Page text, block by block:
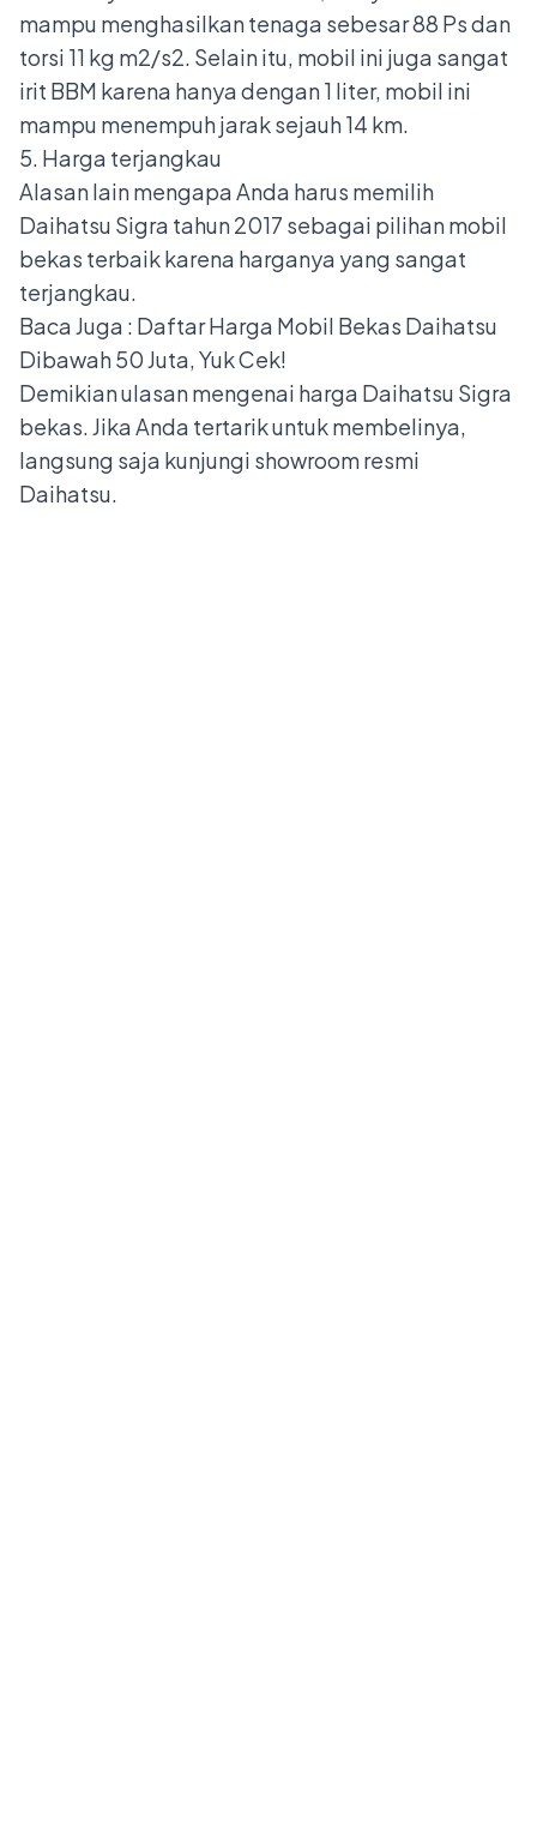
mampu menghasilkan tenaga sebesar 88 Ps dan
torsi 11 kg m2/s2. Selain itu, mobil ini juga sangat
irit BBM karena hanya dengan 1 liter, mobil ini
mampu menempuh jarak sejauh 14 km.
5. Harga terjangkau
Alasan lain mengapa Anda harus memilih
Daihatsu Sigra tahun 2017 sebagai pilihan mobil
bekas terbaik karena harganya yang sangat
terjangkau.
Baca Juga : Daftar Harga Mobil Bekas Daihatsu
Dibawah 50 Juta, Yuk Cek!
Demikian ulasan mengenai harga Daihatsu Sigra
bekas. Jika Anda tertarik untuk membelinya,
langsung saja kunjungi showroom resmi
Daihatsu.